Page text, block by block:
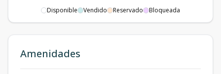
30.1
1 1 1 1
Disponible Vendido Reservado Bloqueada
Amenidades